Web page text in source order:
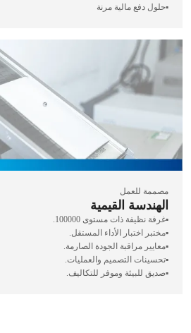
▪️حلول دفع مالية مرنة
مصممة للعمل
الهندسة القيمية
▪️غرفة نظيفة ذات مستوى 100000.
▪️مختبر اختبار الأداء المستقل.
▪️معايير مراقبة الجودة الصارمة.
▪️تحسينات التصميم والعمليات.
▪️صديق للبيئة وموفر للتكاليف.